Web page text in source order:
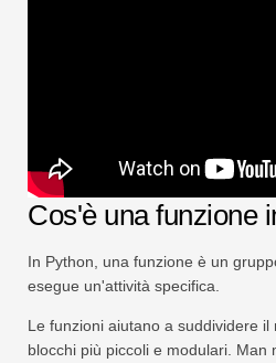
Cos'è una funzione
In Python, una funzione è un
esegue un'attività specifica.
Le funzioni aiutano a suddividere
blocchi più piccoli e modulari. Man